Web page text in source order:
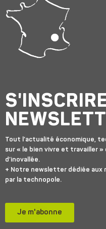
Tout l’actualité économique,
sur « le bien vivre et travailler
d’inovallée.
+ Notre newsletter dédiée aux
par la technopole.
Je m'abonne